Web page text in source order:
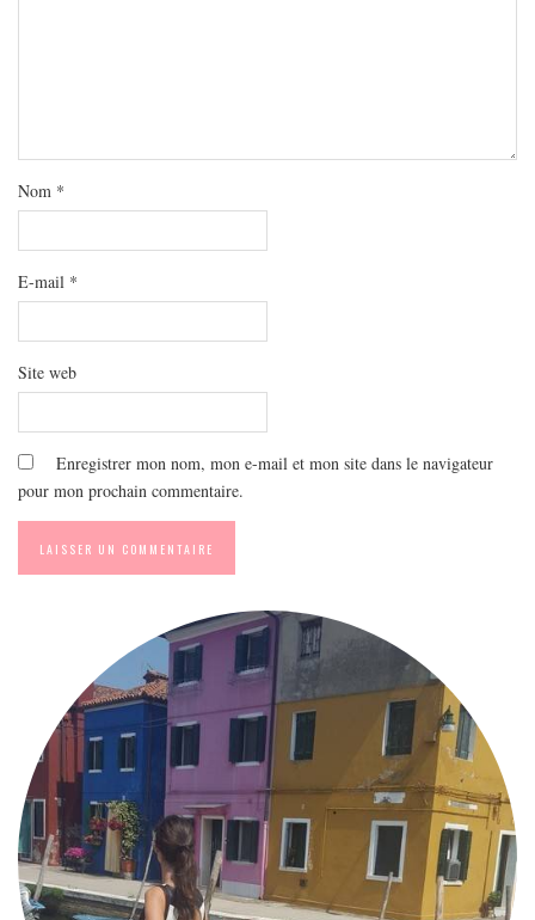
Nom *
E-mail *
Site web
Enregistrer mon nom, mon e-mail et mon site dans le navigateur
pour mon prochain commentaire.